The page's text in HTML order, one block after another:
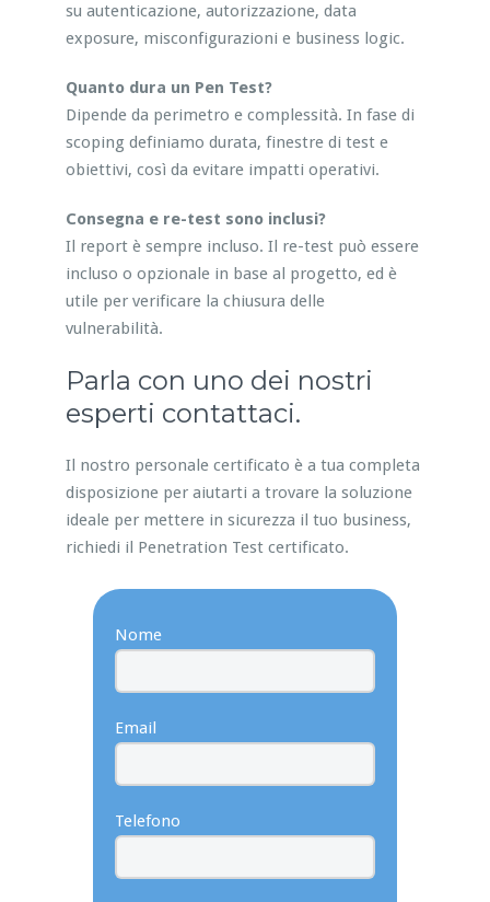
su autenticazione, autorizzazione, data
exposure, misconfigurazioni e business logic.
Quanto dura un Pen Test?
Dipende da perimetro e complessità. In fase di
scoping definiamo durata, finestre di test e
obiettivi, così da evitare impatti operativi.
Consegna e re-test sono inclusi?
Il report è sempre incluso. Il re-test può essere
incluso o opzionale in base al progetto, ed è
utile per verificare la chiusura delle
vulnerabilità.
Parla con uno dei nostri
esperti contattaci.
Il nostro personale certificato è a tua completa
disposizione per aiutarti a trovare la soluzione
ideale per mettere in sicurezza il tuo business,
richiedi il Penetration Test certificato.
Nome
Email
Telefono